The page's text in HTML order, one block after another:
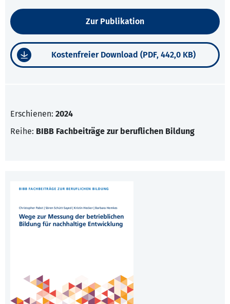
Zur Publikation
Kostenfreier Download (PDF, 442,0 KB)
Erschienen: 2024
Reihe: BIBB Fachbeiträge zur beruflichen Bildung